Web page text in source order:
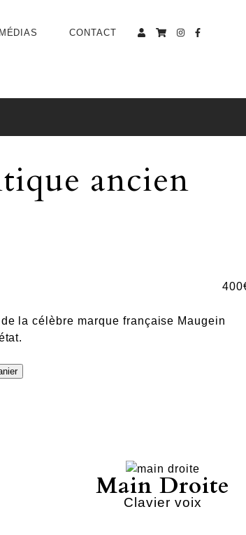
MÉDIAS CONTACT
ancien
400
la célèbre marque française Maugein
Main Droite
Clavier voix